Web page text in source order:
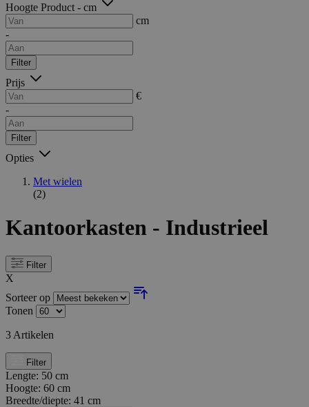
Hoogte Product - cm
cm
-
Filter
Prijs
€
-
Filter
Opties
Met wielen
(2)
Kantoorkasten - Industrieel
Filter
X
Sorteer op
Tonen
3 Artikelen
Filter
Lengte: 50 cm
Hoogte: 60 cm
Breedte/diepte: 41 cm